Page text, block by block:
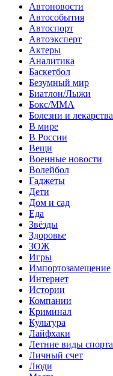
Автоновости
Автособытия
Автоспорт
Автоэксперт
Актеры
Аналитика
Баскетбол
Безумный мир
Биатлон/Лыжи
Бокс/MMA
Болезни и лекарства
В мире
В России
Вещи
Военные новости
Волейбол
Гаджеты
Дети
Дом и сад
Еда
Звёзды
Здоровье
ЗОЖ
Игры
Импортозамещение
Интернет
Истории
Компании
Криминал
Культура
Лайфхаки
Летние виды спорта
Личный счет
Люди